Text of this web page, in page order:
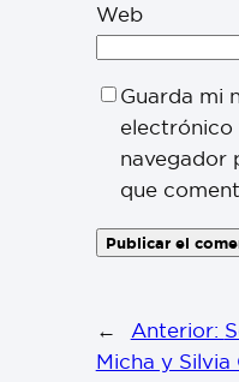
Web
Guarda mi
electrónico
navegador
que
← Anterior:
Micha y Silvia